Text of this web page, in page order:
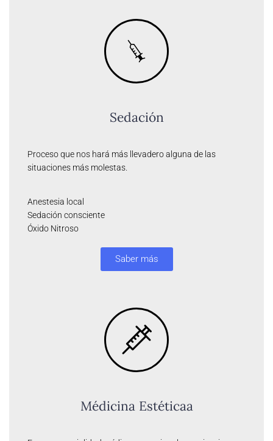
Sedación
Proceso que nos hará más llevadero alguna de las
situaciones más molestas.
Anestesia local
Sedación consciente
Óxido Nitroso
Saber más
Médicina Estéticaa